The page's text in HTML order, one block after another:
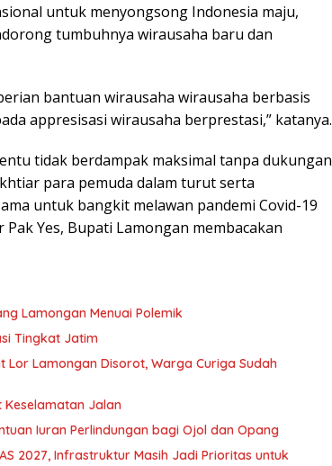
untuk menyongsong Indonesia maju,
tumbuhnya wirausaha baru dan
bantuan wirausaha wirausaha berbasis
appresisasi wirausaha berprestasi,” katanya.
tidak berdampak maksimal tanpa dukungan
para pemuda dalam turut serta
untuk bangkit melawan pandemi Covid-19
Yes, Bupati Lamongan membacakan
Lamongan Menuai Polemik
Tingkat Jatim
Lor Lamongan Disorot, Warga Curiga Sudah
Keselamatan Jalan
Iuran Perlindungan bagi Ojol dan Opang
2027, Infrastruktur Masih Jadi Prioritas untuk